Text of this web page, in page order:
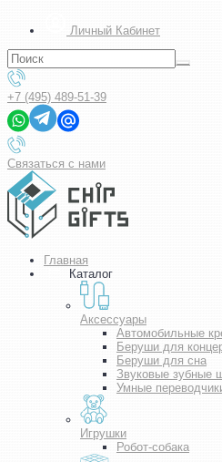
Личный Кабинет
+7 (495) 489-51-39
Связаться с нами
Главная
Каталог
Аксессуары
Автомобильные
Беруши для
Беруши для сна
Звуковые зубные
Умные
Игрушки
Робот-собака